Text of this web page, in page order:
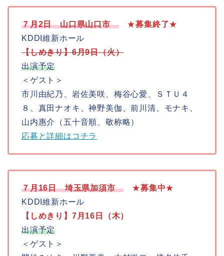
７月2日 山口県山口市★募集終了★
KDDI維新ホール
【しめきり】6月9日（火）
出演予定
＜ゲスト＞
市川由紀乃、岩佐美咲、梅谷心愛、ＳＴＵ４
８、真田ナオキ、神野美伽、前川清、モナキ、
山内惠介（五十音順、敬称略）
応募と詳細はコチラ
７月16日 埼玉県加須市 ★募集中★
KDDI維新ホール
【しめきり】7月16日（木）
出演予定
＜ゲスト＞